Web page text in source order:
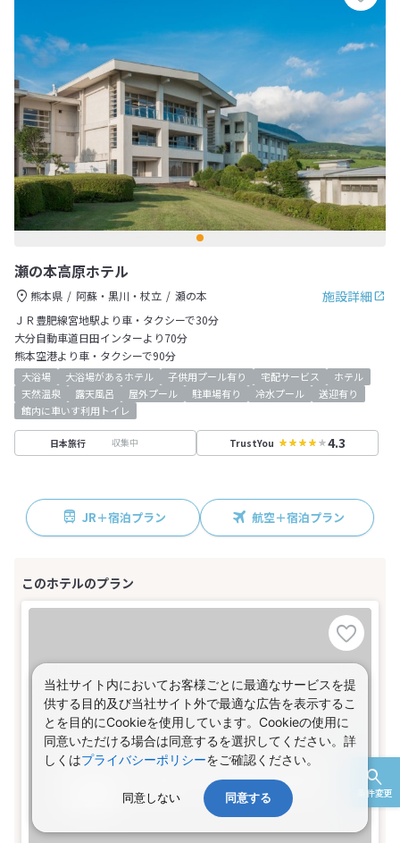
条件変更
瀬の本高原ホテル
施設詳細
熊本県 阿蘇・黒川・杖立
瀬の本
ＪＲ豊肥線宮地駅より車・タクシーで30分
大分自動車道日田インターより70分
熊本空港より車・タクシーで90分
大浴場 大浴場があるホテル 子供用プール有り 宅配サービス
ホテル
天然温泉
露天風呂 屋外プール 駐車場有り 冷水プール
送迎有り
館内に車いす利用トイレ
日本旅行 収集中 TrustYou 4.3
JR＋宿泊プラン 航空＋宿泊プラン
当社サイト内においてお客様ごとに最適なサービスを提
供する目的及び当社サイト外で最適な広告を表示するこ
とを目的にCookieを使用しています。Cookieの使用に
同意いただける場合は同意するを選択してください。詳
しくはプライバシーポリシーをご確認ください。
同意しない 同意する